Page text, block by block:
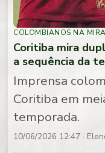
COLOMBIANOS NA MIRA
Coritiba mira
a sequência da
Imprensa
Coritiba em
temporada.
10/06/2026 12:47 ·